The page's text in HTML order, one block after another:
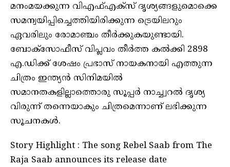
മനംമയക്കുന്ന വിഎഫ്എക്സ് ദൃശ്യങ്ങളുമൊക്കെ
സമന്വയിപ്പിച്ചെത്തിയിരിക്കുന്ന ട്രെയിലറും
ഏവരിലും രോമാഞ്ചം തീർക്കുകയുണ്ടായി.
ബോക്സോഫീസ് വിപ്ലവം തീർത്ത കൽക്കി 2898
എ.ഡിക്ക് ശേഷം പ്രഭാസ് നായകനായി എത്തുന്ന
ചിത്രം ഇന്ത്യൻ സിനിമയിൽ
സമാനതകളില്ലാത്തൊരു സൂപ്പർ നാച്ച്വറൽ ദൃശ്യ
വിരുന്ന് തന്നെയാകും ചിത്രമെന്നാണ് ലഭിക്കുന്ന
സൂചനകൾ.
Story Highlight : The song Rebel Saab from The
Raja Saab announces its release date